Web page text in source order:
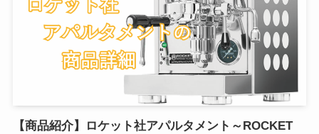
【商品紹介】ロケット社アパルタメント～ROCKET